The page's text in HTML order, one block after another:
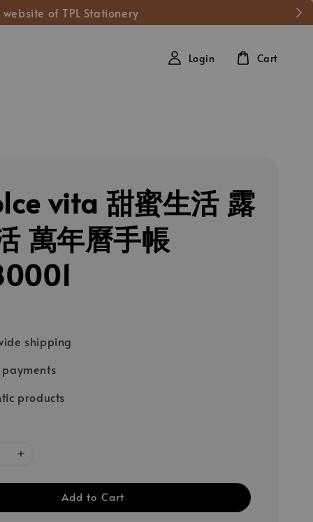
of TPL Stationery
Login Cart
vita 甜蜜生活 露
萬年曆手帳
shipping
payments
products
Add to Cart